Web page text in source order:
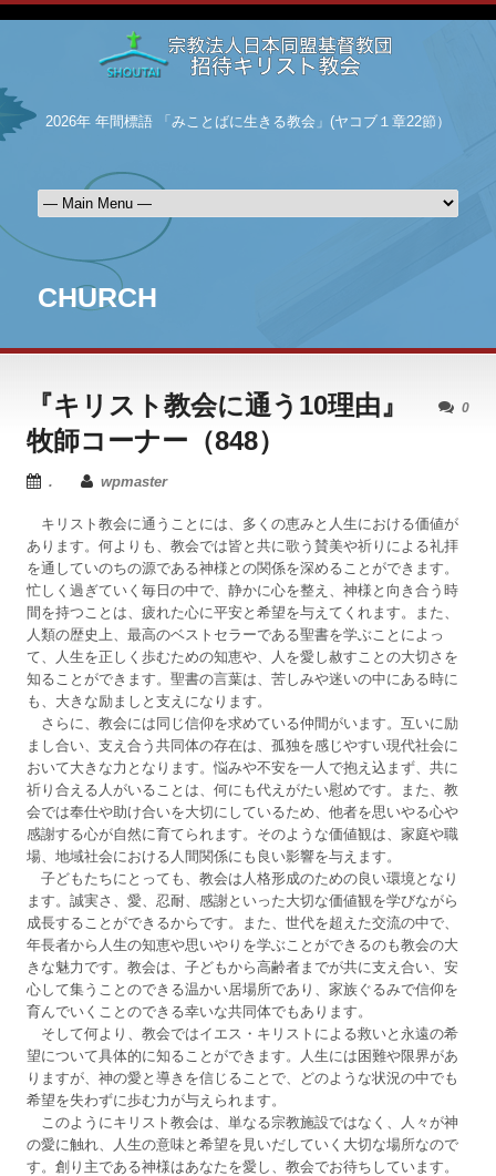
2026年 年間標語 「みことばに生きる教会」(ヤコブ１章22節）
CHURCH
0
『キリスト教会に通う10理由』
牧師コーナー（848）
. wpmaster
キリスト教会に通うことには、多くの恵みと人生における価値が
あります。何よりも、教会では皆と共に歌う賛美や祈りによる礼拝
を通していのちの源である神様との関係を深めることができます。
忙しく過ぎていく毎日の中で、静かに心を整え、神様と向き合う時
間を持つことは、疲れた心に平安と希望を与えてくれます。また、
人類の歴史上、最高のベストセラーである聖書を学ぶことによっ
て、人生を正しく歩むための知恵や、人を愛し赦すことの大切さを
知ることができます。聖書の言葉は、苦しみや迷いの中にある時に
も、大きな励ましと支えになります。
さらに、教会には同じ信仰を求めている仲間がいます。互いに励
まし合い、支え合う共同体の存在は、孤独を感じやすい現代社会に
おいて大きな力となります。悩みや不安を一人で抱え込まず、共に
祈り合える人がいることは、何にも代えがたい慰めです。また、教
会では奉仕や助け合いを大切にしているため、他者を思いやる心や
感謝する心が自然に育てられます。そのような価値観は、家庭や職
場、地域社会における人間関係にも良い影響を与えます。
子どもたちにとっても、教会は人格形成のための良い環境となり
ます。誠実さ、愛、忍耐、感謝といった大切な価値観を学びながら
成長することができるからです。また、世代を超えた交流の中で、
年長者から人生の知恵や思いやりを学ぶことができるのも教会の大
きな魅力です。教会は、子どもから高齢者までが共に支え合い、安
心して集うことのできる温かい居場所であり、家族ぐるみで信仰を
育んでいくことのできる幸いな共同体でもあります。
そして何より、教会ではイエス・キリストによる救いと永遠の希
望について具体的に知ることができます。人生には困難や限界があ
りますが、神の愛と導きを信じることで、どのような状況の中でも
希望を失わずに歩む力が与えられます。
このようにキリスト教会は、単なる宗教施設ではなく、人々が神
の愛に触れ、人生の意味と希望を見いだしていく大切な場所なので
す。創り主である神様はあなたを愛し、教会でお待ちしています。